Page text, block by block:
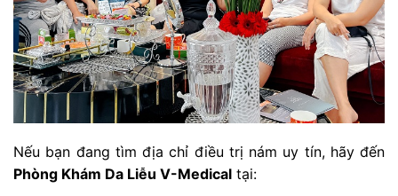
Nếu bạn đang tìm địa chỉ điều trị nám uy tín, hãy đến
Phòng Khám Da Liễu V-Medical tại: